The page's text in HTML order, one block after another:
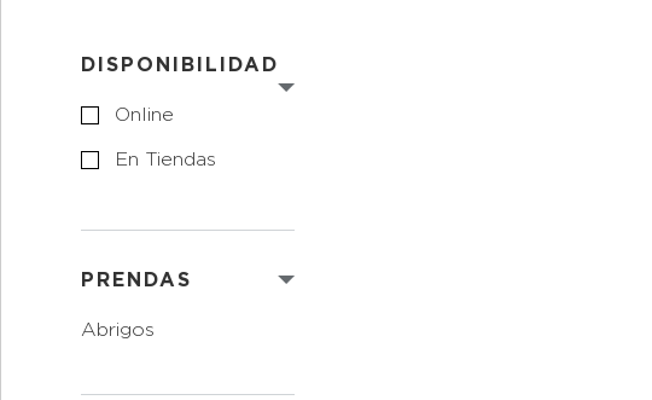
DISPONIBILIDAD
Online
En Tiendas
PRENDAS
abrigos